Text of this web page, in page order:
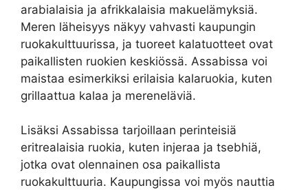
arabialaisia ja afrikkalaisia makuelämyksiä.
Meren läheisyys näkyy vahvasti kaupungin
ruokakulttuurissa, ja tuoreet kalatuotteet ovat
paikallisten ruokien keskiössä. Assabissa voi
maistaa esimerkiksi erilaisia kalaruokia, kuten
grillaattua kalaa ja mereneläviä.
Lisäksi Assabissa tarjoillaan perinteisiä
eritrealaisia ruokia, kuten injeraa ja tsebhiä,
jotka ovat olennainen osa paikallista
ruokakulttuuria. Kaupungissa voi myös nauttia